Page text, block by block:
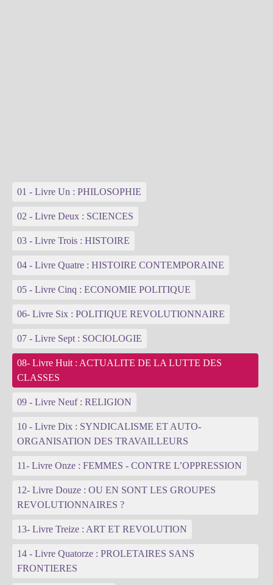
01 - Livre Un : PHILOSOPHIE
02 - Livre Deux : SCIENCES
03 - Livre Trois : HISTOIRE
04 - Livre Quatre : HISTOIRE CONTEMPORAINE
05 - Livre Cinq : ECONOMIE POLITIQUE
06- Livre Six : POLITIQUE REVOLUTIONNAIRE
07 - Livre Sept : SOCIOLOGIE
08- Livre Huit : ACTUALITE DE LA LUTTE DES
CLASSES
09 - Livre Neuf : RELIGION
10 - Livre Dix : SYNDICALISME ET AUTO-
ORGANISATION DES TRAVAILLEURS
11- Livre Onze : FEMMES - CONTRE L’OPPRESSION
12- Livre Douze : OU EN SONT LES GROUPES
REVOLUTIONNAIRES ?
13- Livre Treize : ART ET REVOLUTION
14 - Livre Quatorze : PROLETAIRES SANS
FRONTIERES